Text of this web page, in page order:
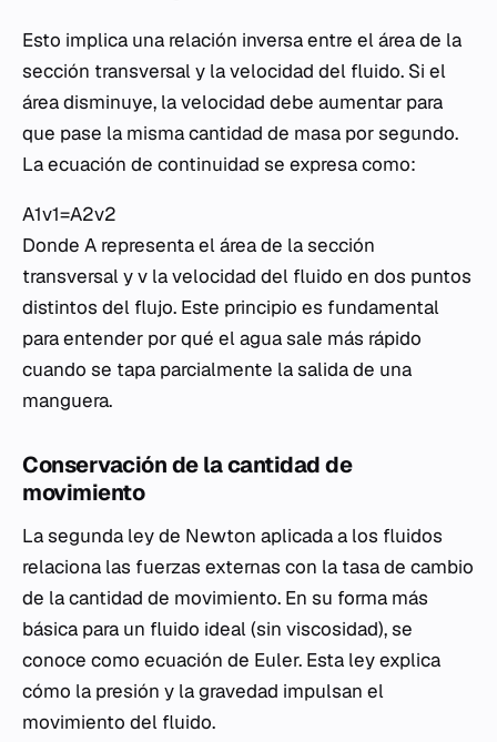
Esto implica una relación inversa entre el área de la
sección transversal y la velocidad del fluido. Si el
área disminuye, la velocidad debe aumentar para
que pase la misma cantidad de masa por segundo.
La ecuación de continuidad se expresa como:
A1​v1​=A2​v2​
Donde A representa el área de la sección
transversal yv la velocidad del fluido en dos puntos
distintos del flujo. Este principio es fundamental
para entender por qué el agua sale más rápido
cuando se tapa parcialmente la salida de una
manguera.
Conservación de la cantidad de
movimiento
La segunda ley de Newton aplicada a los fluidos
relaciona las fuerzas externas con la tasa de cambio
de la cantidad de movimiento. En su forma más
básica para un fluido ideal (sin viscosidad), se
conoce como ecuación de Euler. Esta ley explica
cómo la presión y la gravedad impulsan el
movimiento del fluido.